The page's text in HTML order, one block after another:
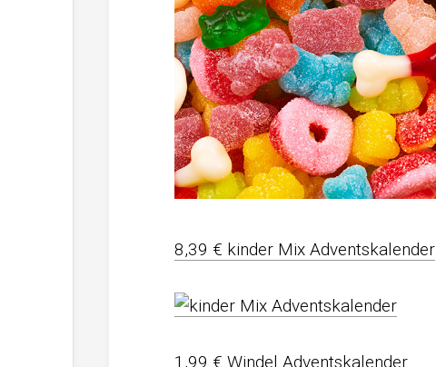
8,39 € kinder Mix Adventskalender
1,99 € Windel Adventskalender